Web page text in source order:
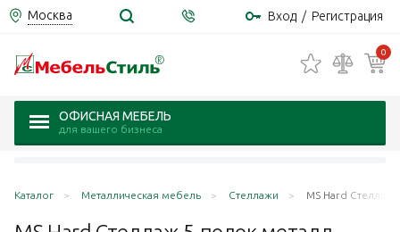
Москва Вход / Регистрация
0
ОФИСНАЯ МЕБЕЛЬ
для вашего бизнеса
Каталог Металлическая мебель Стеллажи MS Hard Стеллаж